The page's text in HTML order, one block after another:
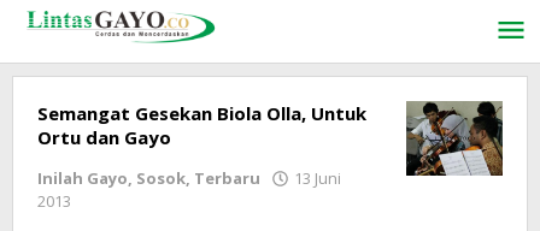
Lewati
konten
Semangat Gesekan Biola Olla, Untuk
Ortu dan Gayo
Inilah Gayo, Sosok, Terbaru
13 Juni
2013